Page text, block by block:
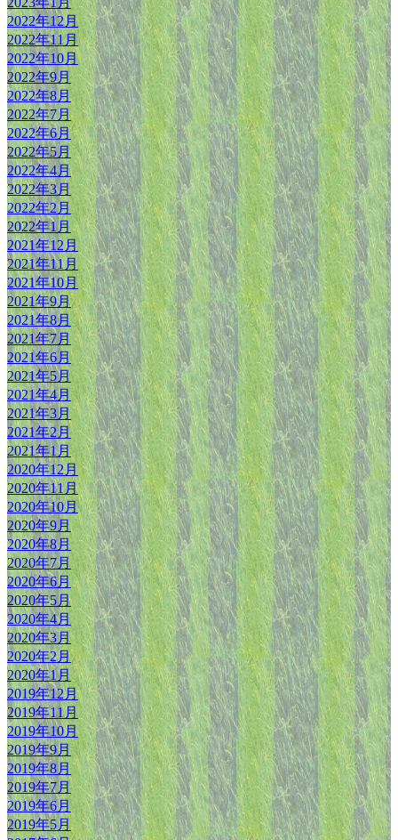
2022年12月
2022年11月
2022年10月
2022年9月
2022年8月
2022年7月
2022年6月
2022年5月
2022年4月
2022年3月
2022年2月
2022年1月
2021年12月
2021年11月
2021年10月
2021年9月
2021年8月
2021年7月
2021年6月
2021年5月
2021年4月
2021年3月
2021年2月
2021年1月
2020年12月
2020年11月
2020年10月
2020年9月
2020年8月
2020年7月
2020年6月
2020年5月
2020年4月
2020年3月
2020年2月
2020年1月
2019年12月
2019年11月
2019年10月
2019年9月
2019年8月
2019年7月
2019年6月
2019年5月